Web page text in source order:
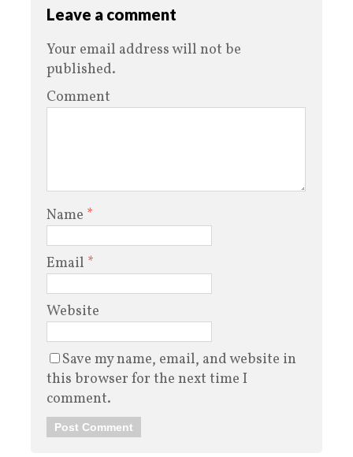
Leave a comment
Your email address will not be
published.
Comment
Name *
Email *
Website
Save my name, email, and website in
this browser for the next time I
comment.